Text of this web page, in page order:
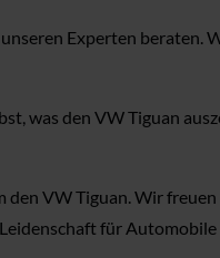
Experten
was den VW Tiguan
VW Tiguan. Wir
für